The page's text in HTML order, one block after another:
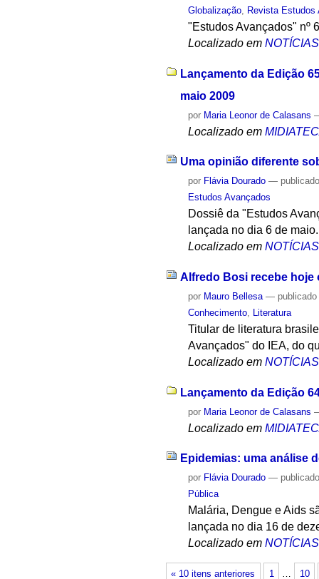
Globalização
Revista Estudos
"Estudos Avançados" nº
Localizado em NOTÍCIAS
Lançamento da Edição
maio 2009
por Maria Leonor de Calasans
Localizado em
Uma opinião diferente
por Flávia Dourado — publicado
Estudos Avançados
Dossiê da "Estudos
lançada no dia 6 de maio.
Localizado em NOTÍCIAS
Alfredo Bosi recebe hoje
por Mauro Bellesa — publicado
Conhecimento
Literatura
Titular de literatura
Avançados" do IEA, do
Localizado em NOTÍCIAS
Lançamento da Edição
por Maria Leonor de Calasans
Localizado em
Epidemias: uma análise
por Flávia Dourado — publicado
Pública
Malária, Dengue e Aids
lançada no dia 16 de
Localizado em NOTÍCIAS
« 10 itens anteriores 1 10